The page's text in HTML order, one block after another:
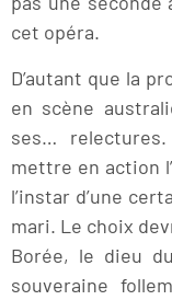
cet opéra.
D’autant que la
en scène
ses…
mettre en action
l’instar d’une
mari. Le choix
Borée, le dieu
souveraine